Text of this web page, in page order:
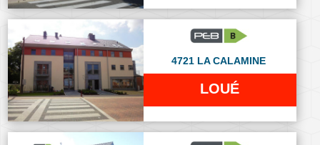
4721 LA CALAMINE
LOUÉ